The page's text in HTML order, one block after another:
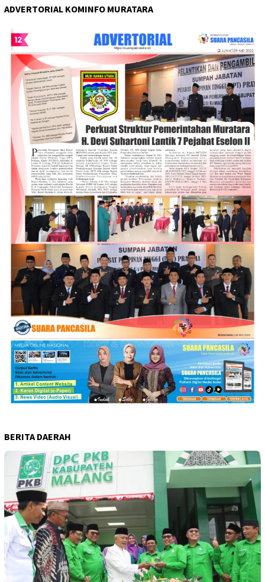
ADVERTORIAL KOMINFO MURATARA
BERITA DAERAH